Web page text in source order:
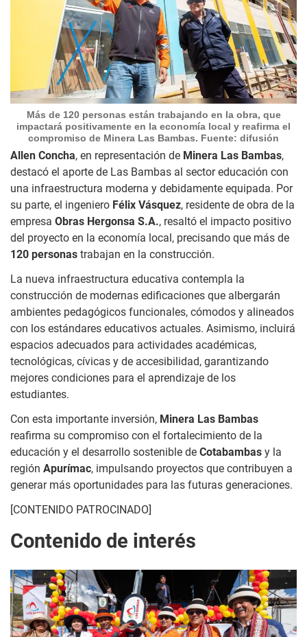
Más de 120 personas están trabajando en la obra, que
impactará positivamente en la economía local y reafirma el
compromiso de Minera Las Bambas. Fuente: difusión
Allen Concha, en representación de Minera Las Bambas,
destacó el aporte de Las Bambas al sector educación con
una infraestructura moderna y debidamente equipada. Por
su parte, el ingeniero Félix Vásquez, residente de obra de la
empresa Obras Hergonsa S.A., resaltó el impacto positivo
del proyecto en la economía local, precisando que más de
120 personas trabajan en la construcción.
La nueva infraestructura educativa contempla la
construcción de modernas edificaciones que albergarán
ambientes pedagógicos funcionales, cómodos y alineados
con los estándares educativos actuales. Asimismo, incluirá
espacios adecuados para actividades académicas,
tecnológicas, cívicas y de accesibilidad, garantizando
mejores condiciones para el aprendizaje de los
estudiantes.
Con esta importante inversión, Minera Las Bambas
reafirma su compromiso con el fortalecimiento de la
educación y el desarrollo sostenible de Cotabambas y la
región Apurímac, impulsando proyectos que contribuyen a
generar más oportunidades para las futuras generaciones.
[CONTENIDO PATROCINADO]
Contenido de interés